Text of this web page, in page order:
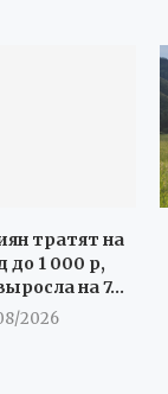
тратят на
до 1 000 р,
на 7...
2026